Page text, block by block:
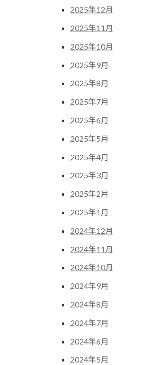
2025年12月
2025年11月
2025年10月
2025年9月
2025年8月
2025年7月
2025年6月
2025年5月
2025年4月
2025年3月
2025年2月
2025年1月
2024年12月
2024年11月
2024年10月
2024年9月
2024年8月
2024年7月
2024年6月
2024年5月